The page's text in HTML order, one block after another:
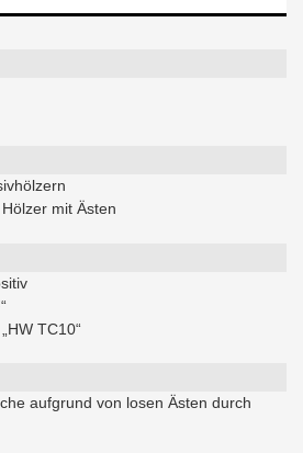
mit Ästen
TC10“
aufgrund von losen Ästen durch